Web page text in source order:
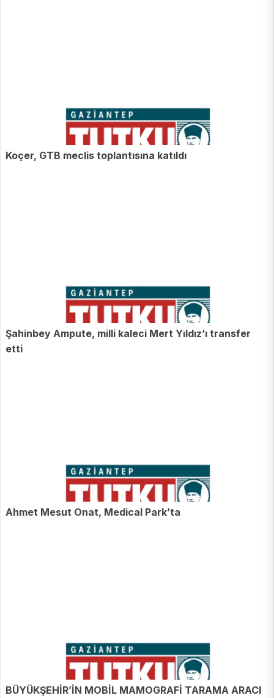
Koçer, GTB meclis toplantısına katıldı
Şahinbey Ampute, milli kaleci Mert Yıldız’ı transfer
etti
Ahmet Mesut Onat, Medical Park’ta
BÜYÜKŞEHİR’İN MOBİL MAMOGRAFİ TARAMA ARACI